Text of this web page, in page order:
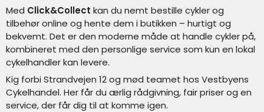
Med Click&Collect kan du nemt bestille cykler og
tilbehør online og hente dem i butikken – hurtigt og
bekvemt. Det er den moderne måde at handle cykler på,
kombineret med den personlige service som kun en lokal
cykelhandler kan levere.
Kig forbi Strandvejen 12 og mød teamet hos Vestbyens
Cykelhandel. Her får du ærlig rådgivning, fair priser og en
service, der får dig til at komme igen.